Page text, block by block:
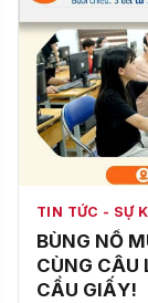
TIN TỨC - SỰ
BÙNG NỔ
CÙNG CÂU
CẦU GIẤY!